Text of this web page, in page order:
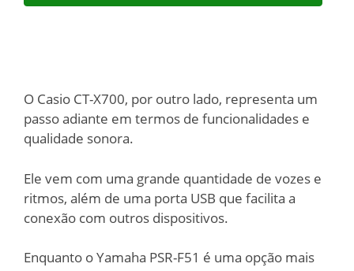
O Casio CT-X700, por outro lado, representa um
passo adiante em termos de funcionalidades e
qualidade sonora.
Ele vem com uma grande quantidade de vozes e
ritmos, além de uma porta USB que facilita a
conexão com outros dispositivos.
Enquanto o Yamaha PSR-F51 é uma opção mais